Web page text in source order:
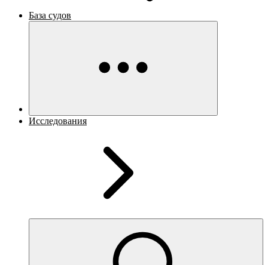
База судов
Исследования